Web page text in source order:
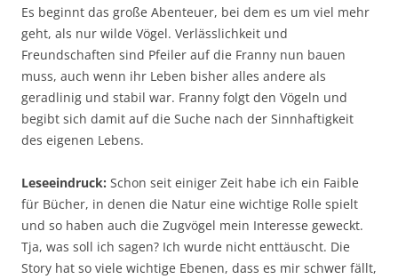
Es beginnt das große Abenteuer, bei dem es um viel mehr
geht, als nur wilde Vögel. Verlässlichkeit und
Freundschaften sind Pfeiler auf die Franny nun bauen
muss, auch wenn ihr Leben bisher alles andere als
geradlinig und stabil war. Franny folgt den Vögeln und
begibt sich damit auf die Suche nach der Sinnhaftigkeit
des eigenen Lebens.
Leseeindruck: Schon seit einiger Zeit habe ich ein Faible
für Bücher, in denen die Natur eine wichtige Rolle spielt
und so haben auch die Zugvögel mein Interesse geweckt.
Tja, was soll ich sagen? Ich wurde nicht enttäuscht. Die
Story hat so viele wichtige Ebenen, dass es mir schwer fällt,